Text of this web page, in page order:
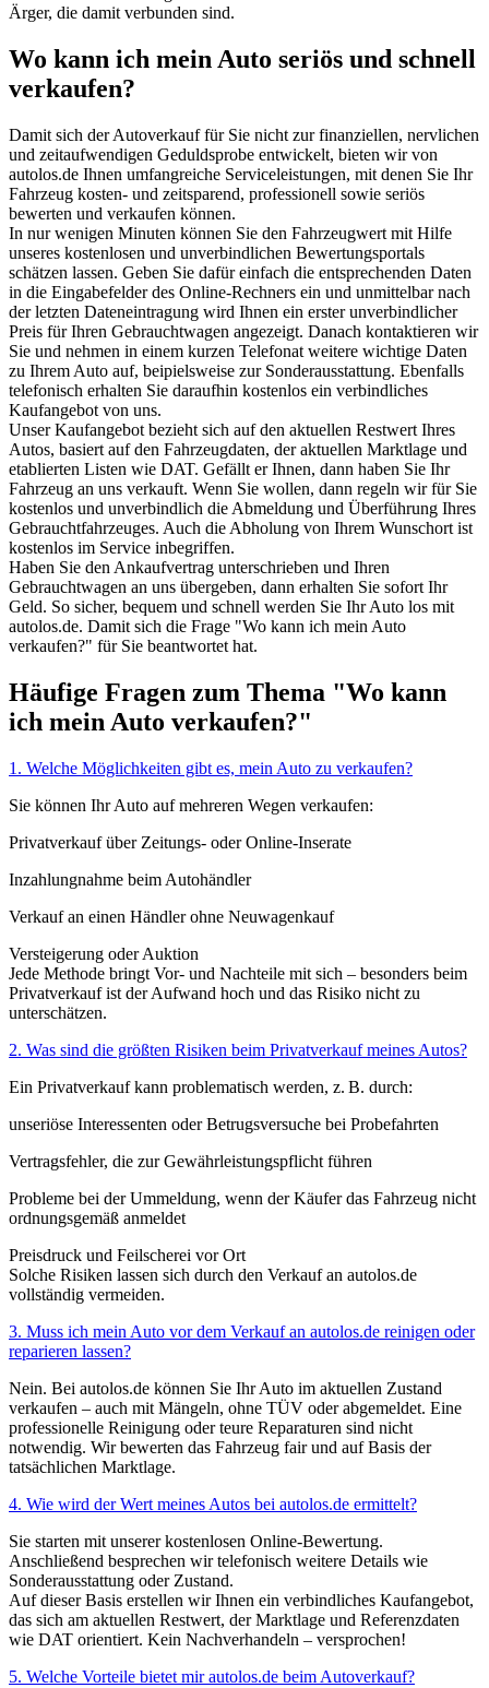
Ärger, die damit verbunden sind.
Wo kann ich mein Auto seriös und schnell
verkaufen?
Damit sich der Autoverkauf für Sie nicht zur finanziellen, nervlichen
und zeitaufwendigen Geduldsprobe entwickelt, bieten wir von
autolos.de Ihnen umfangreiche Serviceleistungen, mit denen Sie Ihr
Fahrzeug kosten- und zeitsparend, professionell sowie seriös
bewerten und verkaufen können.
In nur wenigen Minuten können Sie den Fahrzeugwert mit Hilfe
unseres kostenlosen und unverbindlichen Bewertungsportals
schätzen lassen. Geben Sie dafür einfach die entsprechenden Daten
in die Eingabefelder des Online-Rechners ein und unmittelbar nach
der letzten Dateneintragung wird Ihnen ein erster unverbindlicher
Preis für Ihren Gebrauchtwagen angezeigt. Danach kontaktieren wir
Sie und nehmen in einem kurzen Telefonat weitere wichtige Daten
zu Ihrem Auto auf, beipielsweise zur Sonderausstattung. Ebenfalls
telefonisch erhalten Sie daraufhin kostenlos ein verbindliches
Kaufangebot von uns.
Unser Kaufangebot bezieht sich auf den aktuellen Restwert Ihres
Autos, basiert auf den Fahrzeugdaten, der aktuellen Marktlage und
etablierten Listen wie DAT. Gefällt er Ihnen, dann haben Sie Ihr
Fahrzeug an uns verkauft. Wenn Sie wollen, dann regeln wir für Sie
kostenlos und unverbindlich die Abmeldung und Überführung Ihres
Gebrauchtfahrzeuges. Auch die Abholung von Ihrem Wunschort ist
kostenlos im Service inbegriffen.
Haben Sie den Ankaufvertrag unterschrieben und Ihren
Gebrauchtwagen an uns übergeben, dann erhalten Sie sofort Ihr
Geld. So sicher, bequem und schnell werden Sie Ihr Auto los mit
autolos.de. Damit sich die Frage "Wo kann ich mein Auto
verkaufen?" für Sie beantwortet hat.
Häufige Fragen zum Thema "Wo kann
ich mein Auto verkaufen?"
1. Welche Möglichkeiten gibt es, mein Auto zu verkaufen?
Sie können Ihr Auto auf mehreren Wegen verkaufen:
Privatverkauf über Zeitungs- oder Online-Inserate
Inzahlungnahme beim Autohändler
Verkauf an einen Händler ohne Neuwagenkauf
Versteigerung oder Auktion
Jede Methode bringt Vor- und Nachteile mit sich – besonders beim
Privatverkauf ist der Aufwand hoch und das Risiko nicht zu
unterschätzen.
2. Was sind die größten Risiken beim Privatverkauf meines Autos?
Ein Privatverkauf kann problematisch werden, z. B. durch:
unseriöse Interessenten oder Betrugsversuche bei Probefahrten
Vertragsfehler, die zur Gewährleistungspflicht führen
Probleme bei der Ummeldung, wenn der Käufer das Fahrzeug nicht
ordnungsgemäß anmeldet
Preisdruck und Feilscherei vor Ort
Solche Risiken lassen sich durch den Verkauf an autolos.de
vollständig vermeiden.
3. Muss ich mein Auto vor dem Verkauf an autolos.de reinigen oder
reparieren lassen?
Nein. Bei autolos.de können Sie Ihr Auto im aktuellen Zustand
verkaufen – auch mit Mängeln, ohne TÜV oder abgemeldet. Eine
professionelle Reinigung oder teure Reparaturen sind nicht
notwendig. Wir bewerten das Fahrzeug fair und auf Basis der
tatsächlichen Marktlage.
4. Wie wird der Wert meines Autos bei autolos.de ermittelt?
Sie starten mit unserer kostenlosen Online-Bewertung.
Anschließend besprechen wir telefonisch weitere Details wie
Sonderausstattung oder Zustand.
Auf dieser Basis erstellen wir Ihnen ein verbindliches Kaufangebot,
das sich am aktuellen Restwert, der Marktlage und Referenzdaten
wie DAT orientiert. Kein Nachverhandeln – versprochen!
5. Welche Vorteile bietet mir autolos.de beim Autoverkauf?